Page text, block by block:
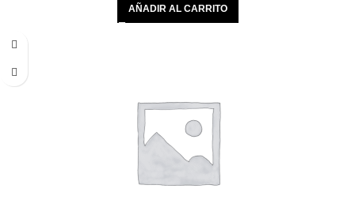
AÑADIR AL CARRITO